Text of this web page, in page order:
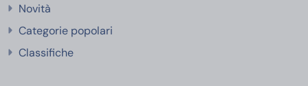
Novità
Categorie popolari
Classifiche